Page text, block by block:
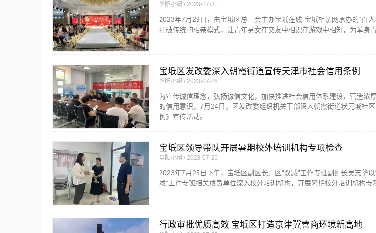
华阳小编 2023-07-31
2023年7月29日，由宝坻区总工会主办宝坻在线-宝坻相亲网承办的“百
打破传统的相亲模式，让青年男女在交友中相识在游戏中相知，为单身
宝坻区发改委深入朝霞街道宣传天津市社会信用条例
华阳小编 2023-07-26
为宣传诚信理念，弘扬诚信文化，加快推进社会信用体系建设，营造浓
的信用意识，7月24日，区发改委组织机关干部深入朝霞街道状元城社
例》宣传活动。
宝坻区领导带队开展暑期校外培训机构专项检查
华阳小编 2023-07-26
2023年7月25日下午，宝坻区副区长、区“双减”工作专班副组长吴志华以
减”工作专班相关成员单位深入校外培训机构，开展暑期校外培训机构专
行政审批优质高效 宝坻区打造京津冀营商环境新高地